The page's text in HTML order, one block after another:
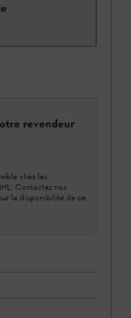
revendeur
chez les
Contactez nos
la disponibilité de ce